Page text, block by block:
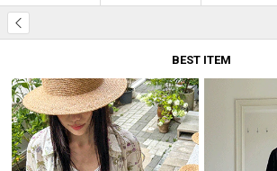
BEST ITEM
BEST
0 1